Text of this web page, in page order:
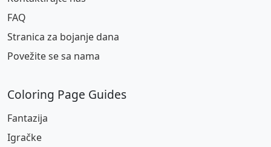
FAQ
Stranica za bojanje dana
Povežite se sa nama
Coloring Page Guides
Fantazija
Igračke